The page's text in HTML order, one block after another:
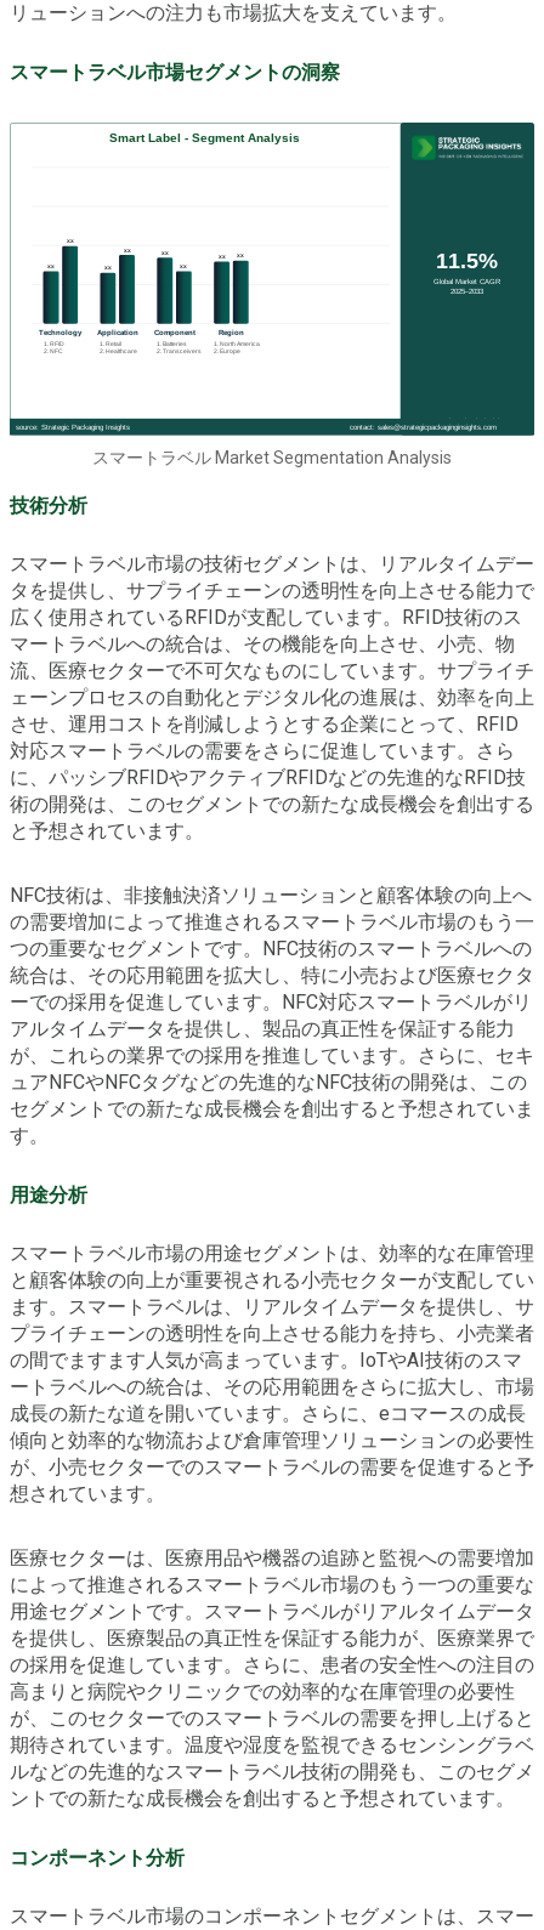
リューションへの注力も市場拡大を支えています。
スマートラベル市場セグメントの洞察
スマートラベル Market Segmentation Analysis
技術分析
スマートラベル市場の技術セグメントは、リアルタイムデー
タを提供し、サプライチェーンの透明性を向上させる能力で
広く使用されているRFIDが支配しています。RFID技術のス
マートラベルへの統合は、その機能を向上させ、小売、物
流、医療セクターで不可欠なものにしています。サプライチ
ェーンプロセスの自動化とデジタル化の進展は、効率を向上
させ、運用コストを削減しようとする企業にとって、RFID
対応スマートラベルの需要をさらに促進しています。さら
に、パッシブRFIDやアクティブRFIDなどの先進的なRFID技
術の開発は、このセグメントでの新たな成長機会を創出する
と予想されています。
NFC技術は、非接触決済ソリューションと顧客体験の向上へ
の需要増加によって推進されるスマートラベル市場のもう一
つの重要なセグメントです。NFC技術のスマートラベルへの
統合は、その応用範囲を拡大し、特に小売および医療セクタ
ーでの採用を促進しています。NFC対応スマートラベルがリ
アルタイムデータを提供し、製品の真正性を保証する能力
が、これらの業界での採用を推進しています。さらに、セキ
ュアNFCやNFCタグなどの先進的なNFC技術の開発は、この
セグメントでの新たな成長機会を創出すると予想されていま
す。
用途分析
スマートラベル市場の用途セグメントは、効率的な在庫管理
と顧客体験の向上が重要視される小売セクターが支配してい
ます。スマートラベルは、リアルタイムデータを提供し、サ
プライチェーンの透明性を向上させる能力を持ち、小売業者
の間でますます人気が高まっています。IoTやAI技術のスマ
ートラベルへの統合は、その応用範囲をさらに拡大し、市場
成長の新たな道を開いています。さらに、eコマースの成長
傾向と効率的な物流および倉庫管理ソリューションの必要性
が、小売セクターでのスマートラベルの需要を促進すると予
想されています。
医療セクターは、医療用品や機器の追跡と監視への需要増加
によって推進されるスマートラベル市場のもう一つの重要な
用途セグメントです。スマートラベルがリアルタイムデータ
を提供し、医療製品の真正性を保証する能力が、医療業界で
の採用を促進しています。さらに、患者の安全性への注目の
高まりと病院やクリニックでの効率的な在庫管理の必要性
が、このセクターでのスマートラベルの需要を押し上げると
期待されています。温度や湿度を監視できるセンシングラベ
ルなどの先進的なスマートラベル技術の開発も、このセグメ
ントでの新たな成長機会を創出すると予想されています。
コンポーネント分析
スマートラベル市場のコンポーネントセグメントは、スマー